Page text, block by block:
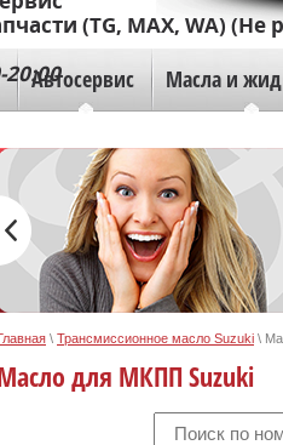
Автосервис Масла и
(TG, MAX, WA) (Не
\ Трансмиссионное масло Suzuki \
для МКПП Suzuki